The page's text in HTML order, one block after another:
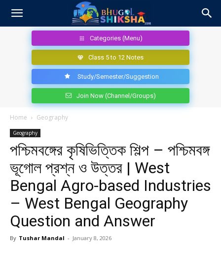
Categories (Menu)
Class 5 to 12 Notes
Study/Semester/Suggestion
Join Now (Channel/Groups)
Home Geography
Geography
পশ্চিমবঙ্গের কৃষিভিত্তিক শিল্প – পশ্চিমবঙ্গ
ভূগোল প্রশ্ন ও উত্তর | West
Bengal Agro-based Industries
– West Bengal Geography
Question and Answer
By Tushar Mandal - January 8, 2026